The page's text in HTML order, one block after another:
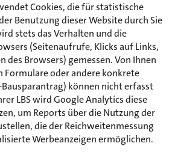
Cookies, die für statistische
Benutzung dieser Website durch Sie
stets das Verhalten und die
(Seitenaufrufe, Klicks auf Links,
des Browsers) gemessen. Von Ihnen
Formulare oder andere konkrete
können nicht erfasst
LBS wird Google Analytics diese
um Reports über die Nutzung der
die der Reichweitenmessung
Werbeanzeigen ermöglichen.